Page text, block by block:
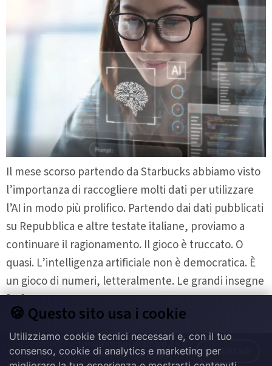
Il mese scorso partendo da Starbucks abbiamo visto
l’importanza di raccogliere molti dati per utilizzare
l’AI in modo più prolifico. Partendo dai dati pubblicati
su Repubblica e altre testate italiane, proviamo a
continuare il ragionamento. Il gioco è truccato. O
quasi. L’intelligenza artificiale non è democratica. È
un gioco di numeri, letteralmente. Le grandi insegne
[…]
Le comunità si fondano sul dialogo,
la discussione ed il confronto. Entra Contattaci!
🍪 Questo sito usa i cookie
Utilizziamo cookie tecnici necessari e, con il tuo
consenso, cookie di analytics e marketing per